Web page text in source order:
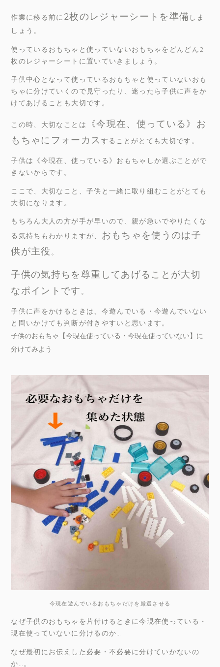
作業に移る前に 2枚のレジャーシートを準備 しま
しょう。
使っているおもちゃと使っていないおもちゃをどんどん2
枚のレジャーシートに置いていきましょう。
子供中心となって使っているおもちゃと使っていないおも
ちゃに分けていくので見守ったり、迷ったら子供に声をか
けてあげることも大切です。
この時、大切なことは
《今現在、使っている》お
もちゃにフォーカス することがとても大切です。
子供は《今現在、使っている》おもちゃしか選ぶことがで
きないからです。
ここで、大切なこと、子供と一緒に取り組むことがとても
大切になります。
もちろん大人の方が手が早いので、親が急いでやりたくな
る気持ちもわかりますが、 おもちゃを使うのは子
供が主役 。
子供の気持ちを尊重してあげることが大切
なポイントです 。
子供に声をかけるときは、今遊んでいる・今遊んでいない
と問いかけても判断が付きやすいと思います。
子供のおもちゃ【今現在使っている・今現在使っていない】に
分けてみよう
今現在遊んでいるおもちゃだけを厳選させる
なぜ子供のおもちゃを片付けるときに今現在使っている・
現在使っていないに分けるのか…
なぜ最初にお伝えした必要・不必要に分けていかないの
か…。